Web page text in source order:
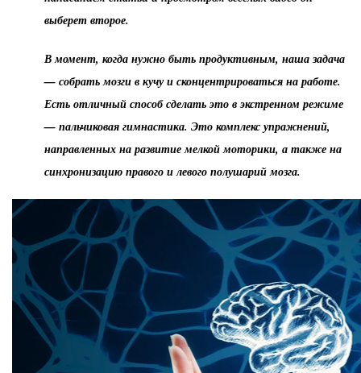
выберет второе.
В момент, когда нужно быть продуктивным, наша задача
— собрать мозги в кучу и сконцентрироваться на работе.
Есть отличный способ сделать это в экстренном режиме
— пальчиковая гимнастика. Это комплекс упражнений,
направленных на развитие мелкой моторики, а также на
синхронизацию правого и левого полушарий мозга.